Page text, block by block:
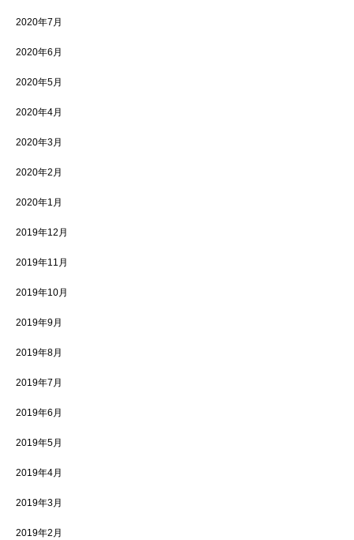
2020年7月
2020年6月
2020年5月
2020年4月
2020年3月
2020年2月
2020年1月
2019年12月
2019年11月
2019年10月
2019年9月
2019年8月
2019年7月
2019年6月
2019年5月
2019年4月
2019年3月
2019年2月